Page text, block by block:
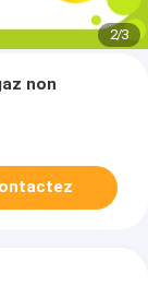
2/3
non